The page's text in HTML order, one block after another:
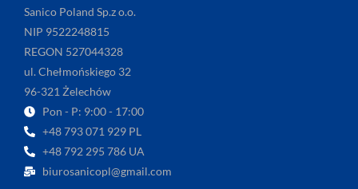
Sanico Poland Sp.z o.o.
NIP 9522248815
REGON 527044328
ul. Chełmońskiego 32
96-321 Żelechów
Pon - P: 9:00 - 17:00
+48 793 071 929 PL
+48 792 295 786 UA
biurosanicopl@gmail.com